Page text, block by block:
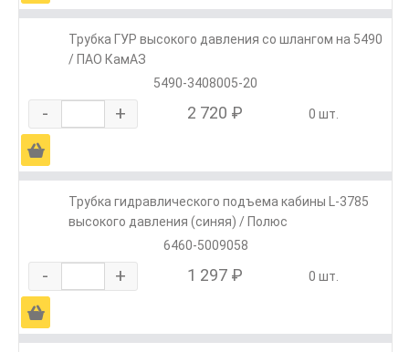
Трубка ГУР высокого давления со шлангом на 5490
/ ПАО КамАЗ
5490-3408005-20
- + 2 720 ₽ 0 шт.
Ä
Трубка гидравлического подъема кабины L-3785
высокого давления (синяя) / Полюс
6460-5009058
- + 1 297 ₽ 0 шт.
Ä